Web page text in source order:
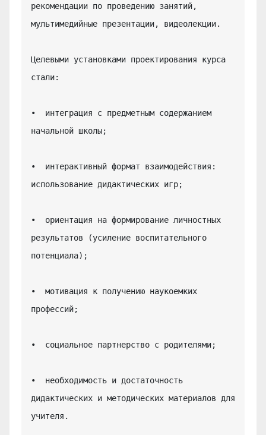
рекомендации по проведению занятий,
мультимедийные презентации, видеолекции.
Целевыми установками проектирования курса
стали:
•  интеграция с предметным содержанием
начальной школы;
•  интерактивный формат взаимодействия:
использование дидактических игр;
•  ориентация на формирование личностных
результатов (усиление воспитательного
потенциала);
•  мотивация к получению наукоемких
профессий;
•  социальное партнерство с родителями;
•  необходимость и достаточность
дидактических и методических материалов для
учителя.